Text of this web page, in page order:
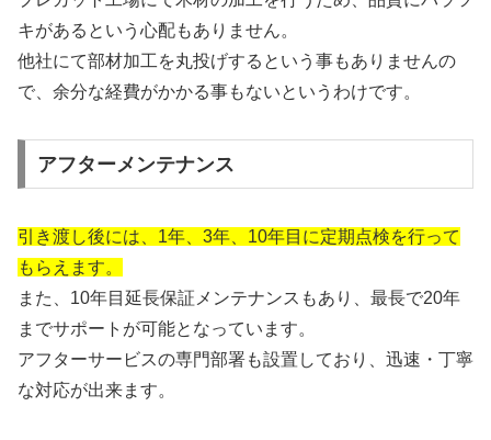
キがあるという心配もありません。
他社にて部材加工を丸投げするという事もありませんの
で、余分な経費がかかる事もないというわけです。
アフターメンテナンス
引き渡し後には、1年、3年、10年目に定期点検を行って
もらえます。
また、10年目延長保証メンテナンスもあり、最長で20年
までサポートが可能となっています。
アフターサービスの専門部署も設置しており、迅速・丁寧
な対応が出来ます。